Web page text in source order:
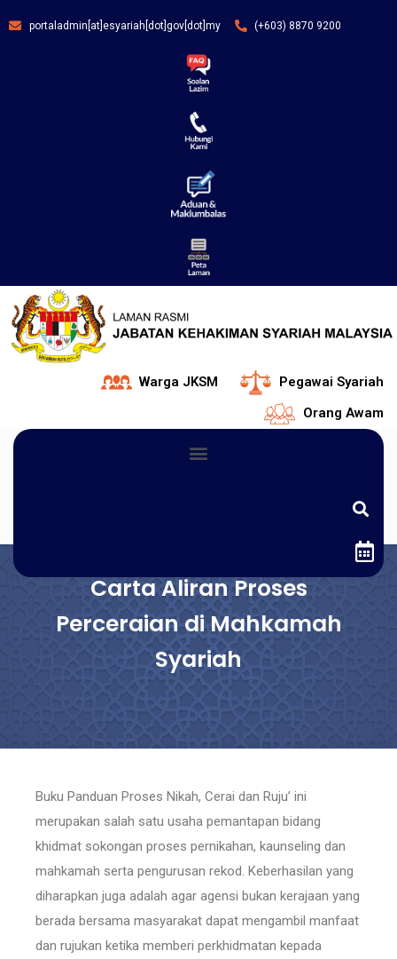
portaladmin[at]esyariah[dot]gov[dot]my (+603) 8870 9200
Warga JKSM
Pegawai Syariah
Orang Awam
Carta Aliran Proses
Perceraian di Mahkamah
Syariah
Buku Panduan Proses Nikah, Cerai dan Ruju’ ini
merupakan salah satu usaha pemantapan bidang
khidmat sokongan proses pernikahan, kaunseling dan
mahkamah serta pengurusan rekod. Keberhasilan yang
diharapkan juga adalah agar agensi bukan kerajaan yang
berada bersama masyarakat dapat mengambil manfaat
dan rujukan ketika memberi perkhidmatan kepada